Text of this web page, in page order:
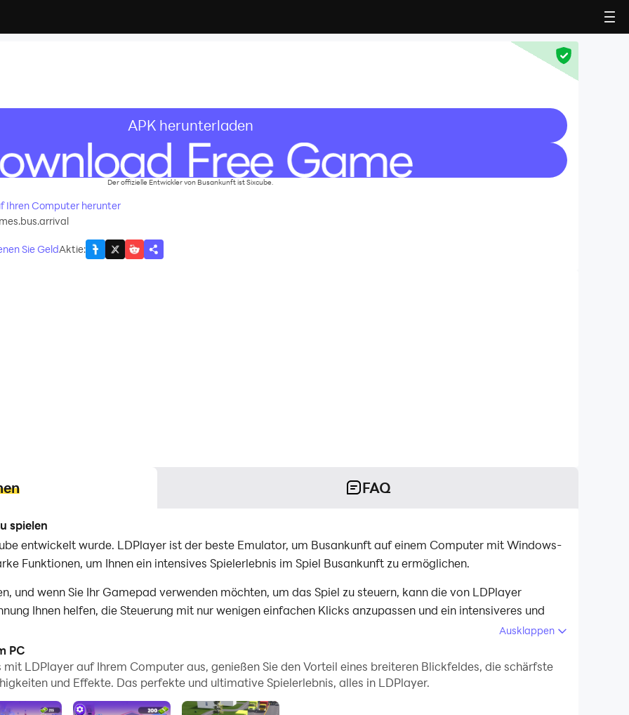
APK herunterladen
Der offizielle Entwickler von Busankunft ist Sixcube.
Ihren Computer herunter
Sie GeldAktie:
FAQ
spielen
entwickelt wurde. LDPlayer ist der beste Emulator, um Busankunft auf einem Computer mit Windows-
Funktionen, um Ihnen ein intensives Spielerlebnis im Spiel Busankunft zu ermöglichen.
und wenn Sie Ihr Gamepad verwenden möchten, um das Spiel zu steuern, kann die von LDPlayer
Ihnen helfen, die Steuerung mit nur wenigen einfachen Klicks anzupassen und ein intensiveres und
vielfältigen Streckendesigns im Spiel sowie die reichen Funktionen und Umgebungsänderungen
alle Rennen und spannenden Spielinhalte einfach aufzunehmen, was sich hervorragend zum Teilen
Ausklappen
PC
LDPlayer auf Ihrem Computer aus, genießen Sie den Vorteil eines breiteren Blickfeldes, die schärfste
und Effekte. Das perfekte und ultimative Spielerlebnis, alles in LDPlayer.